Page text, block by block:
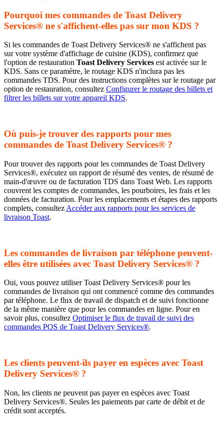
Pourquoi mes commandes de Toast Delivery
Services® ne s'affichent-elles pas sur mon KDS ?
Si les commandes de Toast Delivery Services® ne s'affichent pas
sur votre système d'affichage de cuisine (KDS), confirmez que
l'option de restauration Toast Delivery Services est activée sur le
KDS. Sans ce paramètre, le routage KDS n'inclura pas les
commandes TDS. Pour des instructions complètes sur le routage par
option de restauration, consultez Configurer le routage des billets et
filtrer les billets sur votre appareil KDS.
Où puis-je trouver des rapports pour mes
commandes de Toast Delivery Services® ?
Pour trouver des rapports pour les commandes de Toast Delivery
Services®, exécutez un rapport de résumé des ventes, de résumé de
main-d'œuvre ou de facturation TDS dans Toast Web. Les rapports
couvrent les comptes de commandes, les pourboires, les frais et les
données de facturation. Pour les emplacements et étapes des rapports
complets, consultez Accéder aux rapports pour les services de
livraison Toast.
Les commandes de livraison par téléphone peuvent-
elles être utilisées avec Toast Delivery Services® ?
Oui, vous pouvez utiliser Toast Delivery Services® pour les
commandes de livraison qui ont commencé comme des commandes
par téléphone. Le flux de travail de dispatch et de suivi fonctionne
de la même manière que pour les commandes en ligne. Pour en
savoir plus, consultez Optimiser le flux de travail de suivi des
commandes POS de Toast Delivery Services®.
Les clients peuvent-ils payer en espèces avec Toast
Delivery Services® ?
Non, les clients ne peuvent pas payer en espèces avec Toast
Delivery Services®. Seules les paiements par carte de débit et de
crédit sont acceptés.